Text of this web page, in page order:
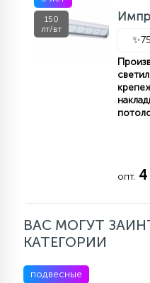
150
лт/вт
✨
опт.
ВАС МОГУТ
КАТЕГОРИИ
подвесные